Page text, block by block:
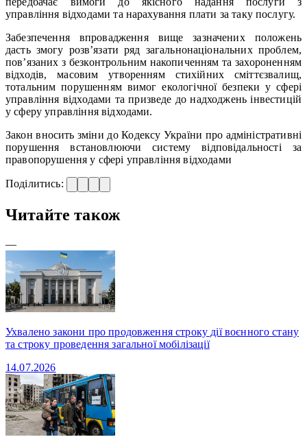
управління відходами та нарахування плати за таку послугу.
Забезпечення впровадження вище зазначених положень
дасть змогу розв’язати ряд загальнонаціональних проблем,
пов’язаних з безконтрольним накопиченням та захороненням
відходів, масовим утворенням стихійних сміттєзвалищ,
тотальним порушенням вимог екологічної безпеки у сфері
управління відходами та призведе до надходжень інвестицій
у сферу управління відходами.
Закон вносить зміни до Кодексу України про адміністративні
порушення встановлюючи систему відповідальності за
правопорушення у сфері управління відходами
Поділитись:
Читайте також
—
Ухвалено закони про продовження строку дії воєнного стану
та строку проведення загальної мобілізації
14.07.2026